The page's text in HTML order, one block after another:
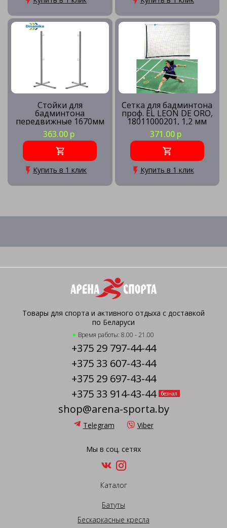
Стойки для
бадминтона
передвижные 1670мм
363.00 р
Купить в 1 клик
Сетка для бадминтона
проф. EL LEON DE ORO,
18011000201, 1,2 мм
ПА, черный
371.00 р
Купить в 1 клик
Товары для спорта и активного отдыха с доставкой
по Беларуси
Время работы: 8.00 - 21.00
+375 29 797-44-44
+375 33 607-43-44
+375 29 697-43-44
+375 33 914-43-44
безнал
shop@arena-sporta.by
Telegram Viber
Мы в соц. сетях
Каталог
Батуты
Бескаркасные кресла